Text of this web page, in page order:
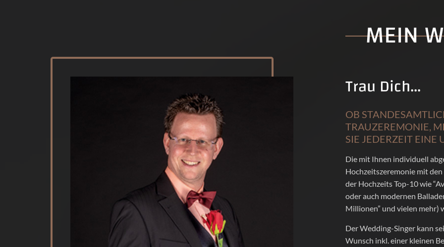
MEIN
Trau Dich...
OB
TRAUZEREMONIE,
SIE JEDERZEIT EINE
Die mit Ihnen individuell
Hochzeitszeremonie mit
der Hochzeits Top-10 wie
oder auch modernen
Millionen” und vielen mehr)
Der Wedding-Singer kann
Wunsch inkl. einer kleinen